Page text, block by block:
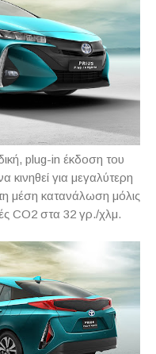
plug-in έκδοση του
κινηθεί για μεγαλύτερη
μέση κατανάλωση μόλις
CO2 στα 32 γρ./χλμ.